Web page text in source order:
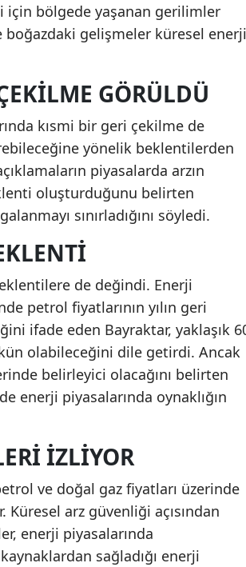
için bölgede yaşanan gerilimler
boğazdaki gelişmeler küresel enerji
GÖRÜLDÜ
kısmi bir geri çekilme de
yönelik beklentilerden
piyasalarda arzın
oluşturduğunu belirten
sınırladığını söyledi.
de değindi. Enerji
petrol fiyatlarının yılın geri
ifade eden Bayraktar, yaklaşık
olabileceğini dile getirdi. Ancak
belirleyici olacağını belirten
enerji piyasalarında oynaklığın
IZLIYOR
ve doğal gaz fiyatları üzerinde
arz güvenliği açısından
enerji piyasalarında
sağladığı enerji